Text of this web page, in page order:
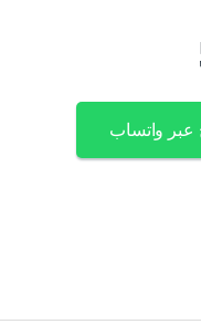
عبر واتساب